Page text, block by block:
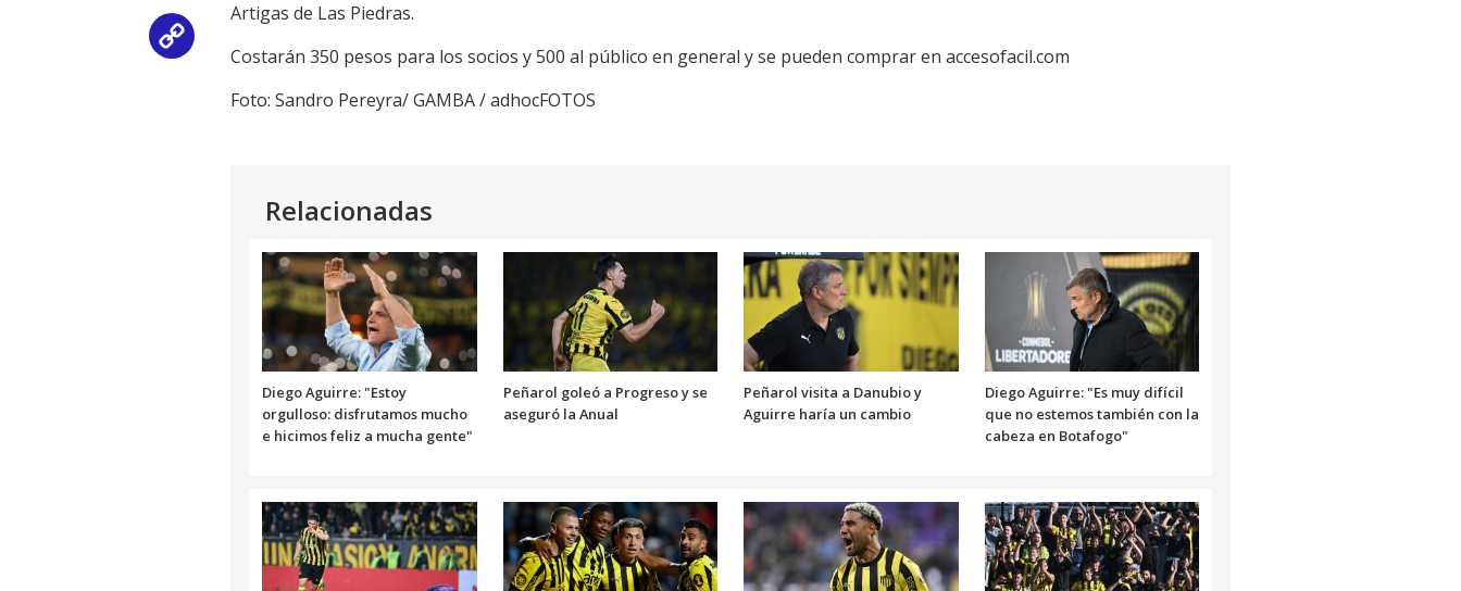
Artigas de Las Piedras.
Costarán 350 pesos para los socios y 500 al público en general y se pueden comprar en accesofacil.com
Foto: Sandro Pereyra/ GAMBA / adhocFOTOS
Relacionadas
Diego Aguirre: "Estoy
orgulloso: disfrutamos mucho
e hicimos feliz a mucha gente"
Peñarol goleó a Progreso y se
aseguró la Anual
Peñarol visita a Danubio y
Aguirre haría un cambio
Diego Aguirre: "Es muy difícil
que no estemos también con la
cabeza en Botafogo"